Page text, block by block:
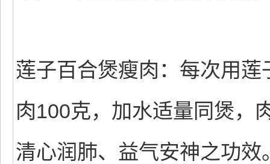
莲子百合煲瘦肉：每次用
肉100克，加水适量同煲，
清心润肺、益气安神之功